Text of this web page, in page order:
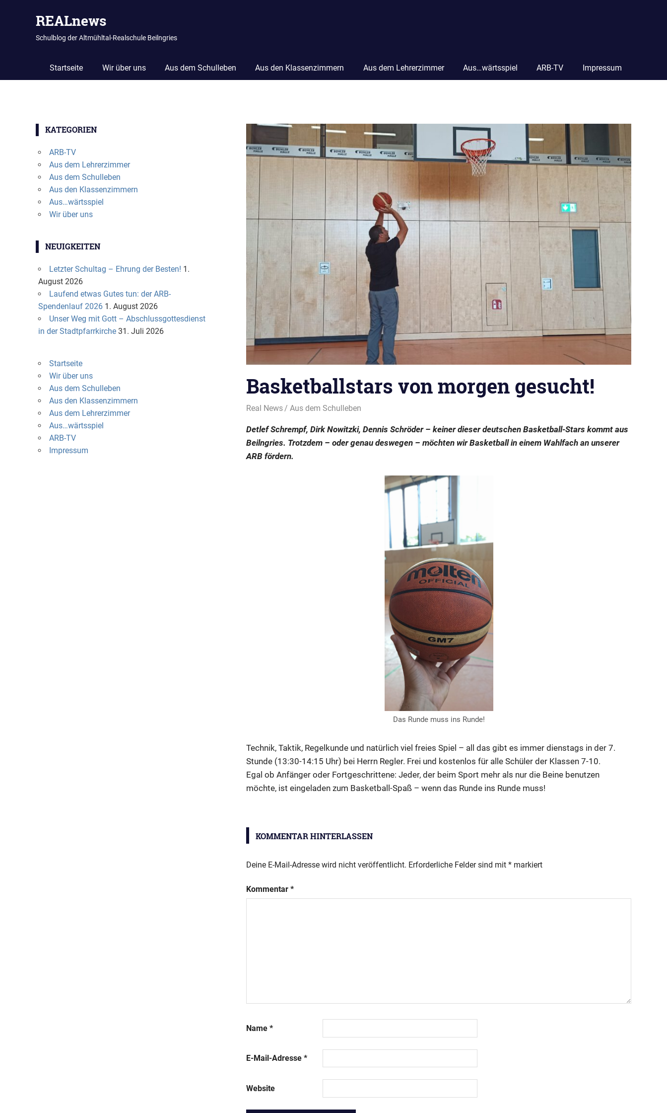
REALnews
Schulblog der Altmühltal-Realschule Beilngries
Startseite Wir über uns Aus dem Schulleben Aus den Klassenzimmern Aus dem Lehrerzimmer Aus…wärtsspiel ARB-TV Impressum
Basketballstars von morgen gesucht!
18. Oktober 2021
Real News Aus dem Schulleben
Detlef Schrempf, Dirk Nowitzki, Dennis Schröder – keiner dieser deutschen Basketball-Stars kommt aus
Beilngries. Trotzdem – oder genau deswegen – möchten wir Basketball in einem Wahlfach an unserer
ARB fördern.
Das Runde muss ins Runde!
Technik, Taktik, Regelkunde und natürlich viel freies Spiel – all das gibt es immer dienstags in der 7.
Stunde (13:30-14:15 Uhr) bei Herrn Regler. Frei und kostenlos für alle Schüler der Klassen 7-10.
Egal ob Anfänger oder Fortgeschrittene: Jeder, der beim Sport mehr als nur die Beine benutzen
möchte, ist eingeladen zum Basketball-Spaß – wenn das Runde ins Runde muss!
KOMMENTAR HINTERLASSEN
Deine E-Mail-Adresse wird nicht veröffentlicht. Erforderliche Felder sind mit * markiert
Kommentar *
Name *
E-Mail-Adresse *
Website
KATEGORIEN
ARB-TV
Aus dem Lehrerzimmer
Aus dem Schulleben
Aus den Klassenzimmern
Aus…wärtsspiel
Wir über uns
NEUIGKEITEN
Letzter Schultag – Ehrung der Besten! 1.
August 2026
Laufend etwas Gutes tun: der ARB-
Spendenlauf 2026 1. August 2026
Unser Weg mit Gott – Abschlussgottesdienst
in der Stadtpfarrkirche 31. Juli 2026
Startseite
Wir über uns
Aus dem Schulleben
Aus den Klassenzimmern
Aus dem Lehrerzimmer
Aus…wärtsspiel
ARB-TV
Impressum